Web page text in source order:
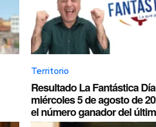
Territorio
Resultado La Fantástica
miércoles 5 de agosto de
el número ganador del